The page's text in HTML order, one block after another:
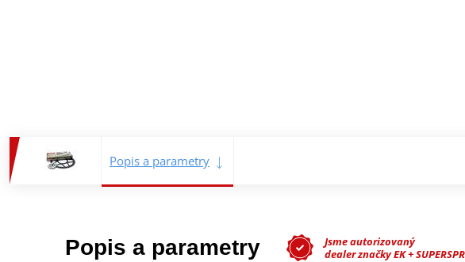
Popis a parametry
Popis a parametry
Jsme autorizovaný
dealer značky EK +